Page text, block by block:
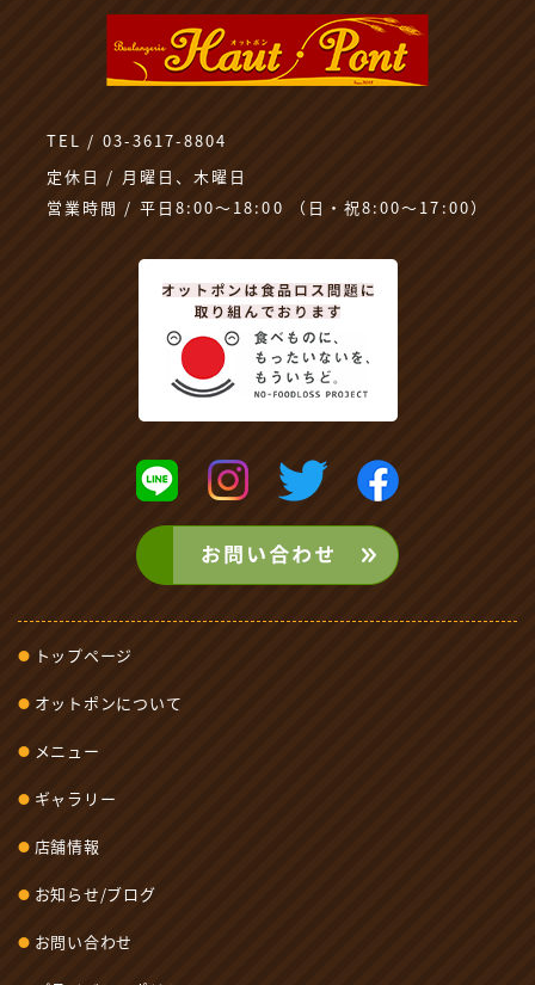
TEL / 03-3617-8804
定休日 / 月曜日、木曜日
営業時間 / 平日8:00～18:00 （日・祝8:00〜17:00）
トップページ
オットポンについて
メニュー
ギャラリー
店舗情報
お知らせ/ブログ
お問い合わせ